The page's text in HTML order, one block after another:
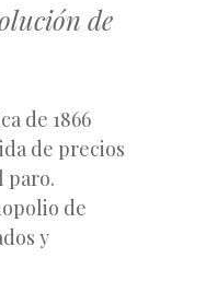
de
de 1866
de precios
paro.
de
y